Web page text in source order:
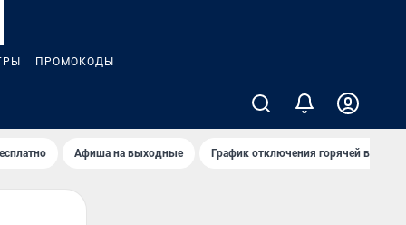
ПРОМОКОДЫ
Афиша на выходные График отключения горячей воды в